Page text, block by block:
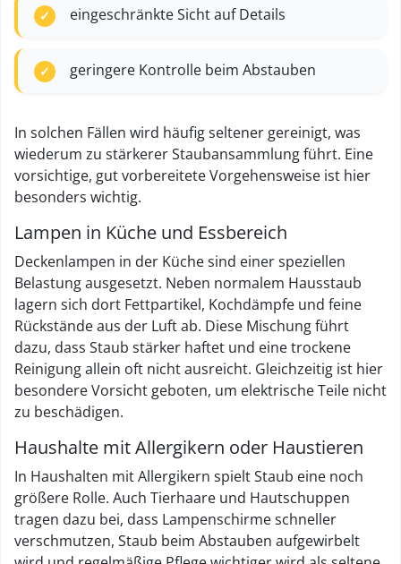
eingeschränkte Sicht auf Details
geringere Kontrolle beim Abstauben
In solchen Fällen wird häufig seltener gereinigt, was
wiederum zu stärkerer Staubansammlung führt. Eine
vorsichtige, gut vorbereitete Vorgehensweise ist hier
besonders wichtig.
Lampen in Küche und Essbereich
Deckenlampen in der Küche sind einer speziellen
Belastung ausgesetzt. Neben normalem Hausstaub
lagern sich dort Fettpartikel, Kochdämpfe und feine
Rückstände aus der Luft ab. Diese Mischung führt
dazu, dass Staub stärker haftet und eine trockene
Reinigung allein oft nicht ausreicht. Gleichzeitig ist hier
besondere Vorsicht geboten, um elektrische Teile nicht
zu beschädigen.
Haushalte mit Allergikern oder Haustieren
In Haushalten mit Allergikern spielt Staub eine noch
größere Rolle. Auch Tierhaare und Hautschuppen
tragen dazu bei, dass Lampenschirme schneller
verschmutzen, Staub beim Abstauben aufgewirbelt